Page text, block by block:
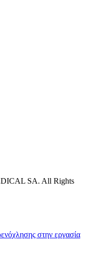
SA. All Rights
στην εργασία